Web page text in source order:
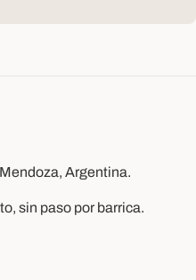
Argentina.
sin paso por barrica.